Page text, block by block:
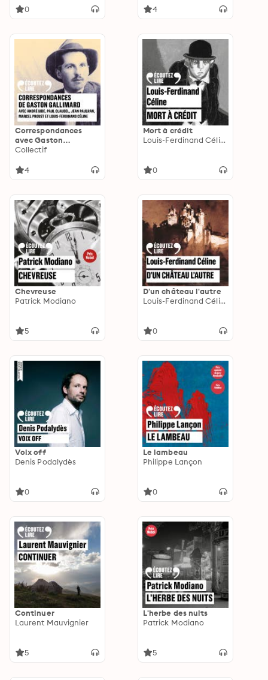
0 4
Correspondances
avec Gaston
Gallimard
Collectif
4
Mort à crédit
Louis-Ferdinand Céline
0
Chevreuse
Patrick Modiano
5
D'un château l'autre
Louis-Ferdinand Céline
0
Voix off
Denis Podalydès
0
Le lambeau
Philippe Lançon
0
Continuer
Laurent Mauvignier
5
L'herbe des nuits
Patrick Modiano
5